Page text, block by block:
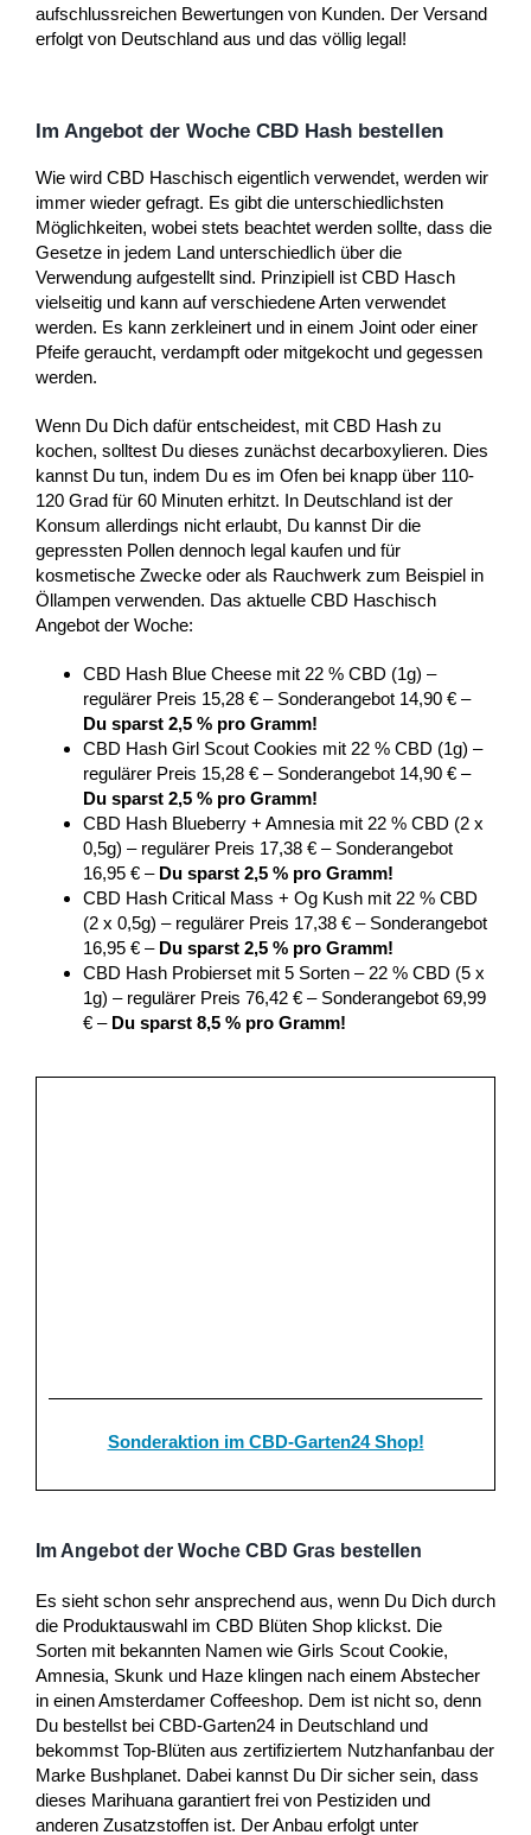
aufschlussreichen Bewertungen von Kunden. Der Versand
erfolgt von Deutschland aus und das völlig legal!
Im Angebot der Woche CBD Hash bestellen
Wie wird CBD Haschisch eigentlich verwendet, werden wir
immer wieder gefragt. Es gibt die unterschiedlichsten
Möglichkeiten, wobei stets beachtet werden sollte, dass die
Gesetze in jedem Land unterschiedlich über die
Verwendung aufgestellt sind. Prinzipiell ist CBD Hasch
vielseitig und kann auf verschiedene Arten verwendet
werden. Es kann zerkleinert und in einem Joint oder einer
Pfeife geraucht, verdampft oder mitgekocht und gegessen
werden.
Wenn Du Dich dafür entscheidest, mit CBD Hash zu
kochen, solltest Du dieses zunächst decarboxylieren. Dies
kannst Du tun, indem Du es im Ofen bei knapp über 110-
120 Grad für 60 Minuten erhitzt. In Deutschland ist der
Konsum allerdings nicht erlaubt, Du kannst Dir die
gepressten Pollen dennoch legal kaufen und für
kosmetische Zwecke oder als Rauchwerk zum Beispiel in
Öllampen verwenden. Das aktuelle CBD Haschisch
Angebot der Woche:
CBD Hash Blue Cheese mit 22 % CBD (1g) –
regulärer Preis 15,28 € – Sonderangebot 14,90 € –
Du sparst 2,5 % pro Gramm!
CBD Hash Girl Scout Cookies mit 22 % CBD (1g) –
regulärer Preis 15,28 € – Sonderangebot 14,90 € –
Du sparst 2,5 % pro Gramm!
CBD Hash Blueberry + Amnesia mit 22 % CBD (2 x
0,5g) – regulärer Preis 17,38 € – Sonderangebot
16,95 € – Du sparst 2,5 % pro Gramm!
CBD Hash Critical Mass + Og Kush mit 22 % CBD
(2 x 0,5g) – regulärer Preis 17,38 € – Sonderangebot
16,95 € – Du sparst 2,5 % pro Gramm!
CBD Hash Probierset mit 5 Sorten – 22 % CBD (5 x
1g) – regulärer Preis 76,42 € – Sonderangebot 69,99
€ – Du sparst 8,5 % pro Gramm!
Sonderaktion im CBD-Garten24 Shop!
Im Angebot der Woche CBD Gras bestellen
Es sieht schon sehr ansprechend aus, wenn Du Dich durch
die Produktauswahl im CBD Blüten Shop klickst. Die
Sorten mit bekannten Namen wie Girls Scout Cookie,
Amnesia, Skunk und Haze klingen nach einem Abstecher
in einen Amsterdamer Coffeeshop. Dem ist nicht so, denn
Du bestellst bei CBD-Garten24 in Deutschland und
bekommst Top-Blüten aus zertifiziertem Nutzhanfanbau der
Marke Bushplanet. Dabei kannst Du Dir sicher sein, dass
dieses Marihuana garantiert frei von Pestiziden und
anderen Zusatzstoffen ist. Der Anbau erfolgt unter